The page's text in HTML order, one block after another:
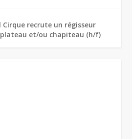
Cirque recrute un régisseur
et/ou chapiteau (h/f)